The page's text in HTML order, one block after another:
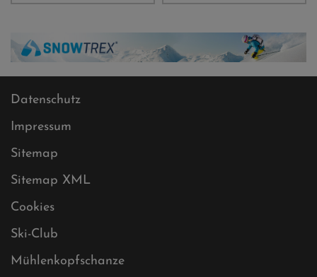
Datenschutz
Impressum
Sitemap
Sitemap XML